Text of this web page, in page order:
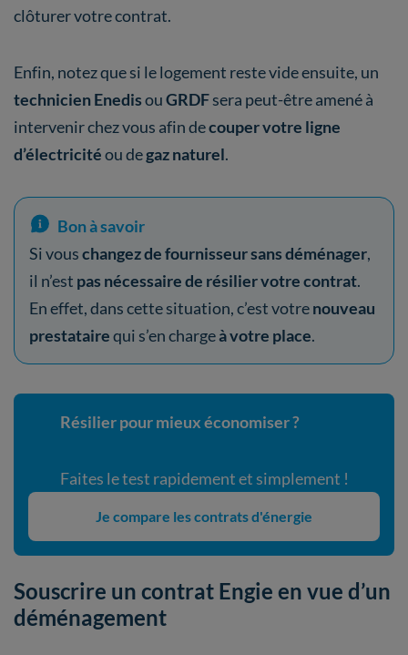
clôturer votre contrat.
Enfin, notez que si le logement reste vide ensuite, un
technicien EnedisouGRDFsera peut-être amené à
intervenir chez vous afin decouper votre ligne
d’électricitéou degaz naturel.
Bon à savoir
Si vouschangez de fournisseur sans déménager,
il n’est pas nécessaire de résilier votre contrat.
En effet, dans cette situation, c’est votrenouveau
prestatairequi s’en chargeà votre place.
Résilier pour mieux économiser ?
Faites le test rapidement et simplement !
Je compare les contrats d'énergie
Souscrire un contrat Engie en vue d’un
déménagement